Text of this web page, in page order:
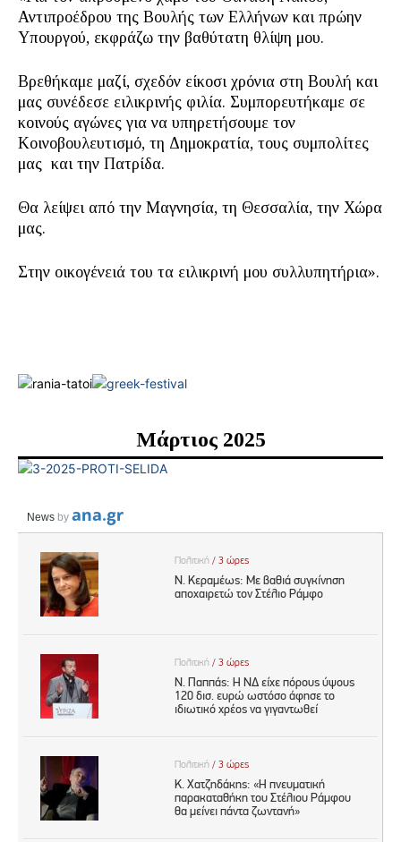
Αντιπροέδρου της Βουλής των Ελλήνων και πρώην
Υπουργού, εκφράζω την βαθύτατη θλίψη μου.
Βρεθήκαμε μαζί, σχεδόν είκοσι χρόνια στη Βουλή και
μας συνέδεσε ειλικρινής φιλία. Συμπορευτήκαμε σε
κοινούς αγώνες για να υπηρετήσουμε τον
Κοινοβουλευτισμό, τη Δημοκρατία, τους συμπολίτες
μας και την Πατρίδα.
Θα λείψει από την Μαγνησία, τη Θεσσαλία, την Χώρα
μας.
Στην οικογένειά του τα ειλικρινή μου συλλυπητήρια».
Μάρτιος 2025